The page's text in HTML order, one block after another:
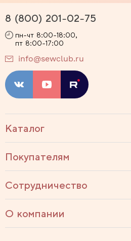
Каталог
Покупателям
Сотрудничество
О компании
8 (800) 201-02-75
пн-чт 8:00-18:00,
пт 8:00-17:00
info@sewclub.ru